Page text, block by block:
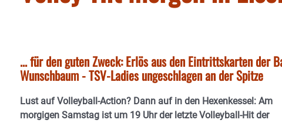
... für den guten Zweck: Erlös aus den Eintrittskarten der
Wunschbaum - TSV-Ladies ungeschlagen an der Spitze
Lust auf Volleyball-Action? Dann auf in den Hexenkessel: Am
morgigen Samstag ist um 19 Uhr der letzte Volleyball-Hit der